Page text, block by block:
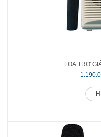
LOA TRỢ